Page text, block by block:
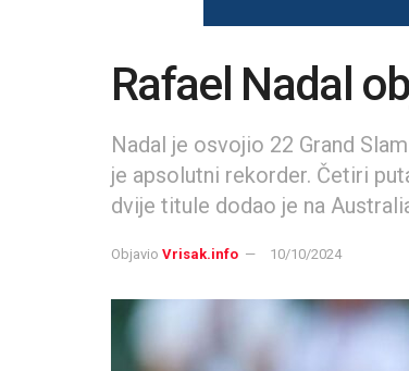
Rafael Nadal
Nadal je osvojio 22 Grand
je apsolutni rekorder. Četiri
dvije titule dodao je na
Objavio Vrisak.info 10/10/2024